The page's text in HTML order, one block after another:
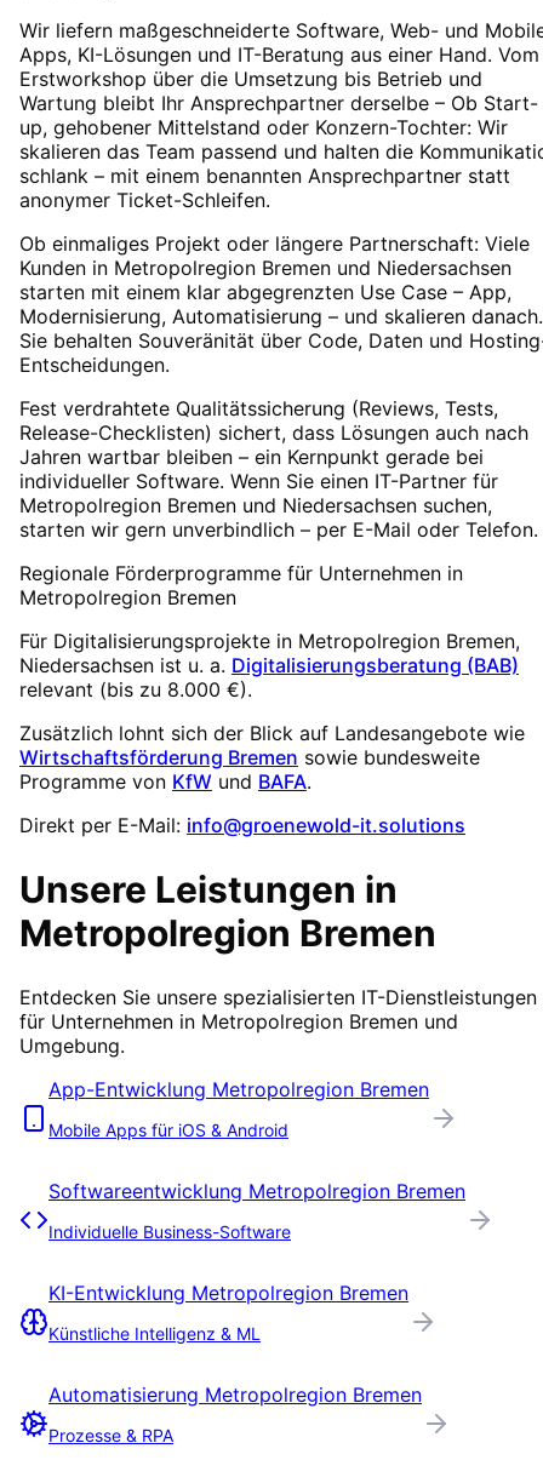
Wir liefern maßgeschneiderte Software, Web- und
Apps, KI-Lösungen und IT-Beratung aus einer Hand. Vom
Erstworkshop über die Umsetzung bis Betrieb und
Wartung bleibt Ihr Ansprechpartner derselbe – Ob Start-
up, gehobener Mittelstand oder Konzern-Tochter: Wir
skalieren das Team passend und halten die
schlank – mit einem benannten Ansprechpartner statt
anonymer Ticket-Schleifen.
Ob einmaliges Projekt oder längere Partnerschaft: Viele
Kunden in Metropolregion Bremen und Niedersachsen
starten mit einem klar abgegrenzten Use Case – App,
Modernisierung, Automatisierung – und skalieren danach.
Sie behalten Souveränität über Code, Daten und
Entscheidungen.
Fest verdrahtete Qualitätssicherung (Reviews, Tests,
Release-Checklisten) sichert, dass Lösungen auch nach
Jahren wartbar bleiben – ein Kernpunkt gerade bei
individueller Software. Wenn Sie einen IT-Partner für
Metropolregion Bremen und Niedersachsen suchen,
starten wir gern unverbindlich – per E-Mail oder Telefon.
Regionale Förderprogramme für Unternehmen in
Metropolregion Bremen
Für Digitalisierungsprojekte in Metropolregion Bremen,
Niedersachsen ist u. a. Digitalisierungsberatung (BAB)
relevant (bis zu 8.000 €).
Zusätzlich lohnt sich der Blick auf Landesangebote wie
Wirtschaftsförderung Bremen sowie bundesweite
Programme von KfW und BAFA.
Direkt per E-Mail: info@groenewold-it.solutions
Unsere Leistungen in
Metropolregion Bremen
Entdecken Sie unsere spezialisierten IT-Dienstleistungen
für Unternehmen in Metropolregion Bremen und
Umgebung.
App-Entwicklung Metropolregion Bremen
Mobile Apps für iOS & Android
Softwareentwicklung Metropolregion Bremen
Individuelle Business-Software
KI-Entwicklung Metropolregion Bremen
Künstliche Intelligenz & ML
Automatisierung Metropolregion Bremen
Prozesse & RPA